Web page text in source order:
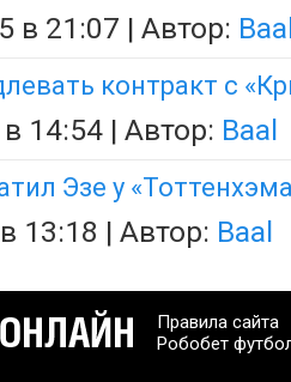
в 21:07 | Автор:
контракт с
14:54 | Автор: Baal
Эзе у
13:18 | Автор: Baal
Правила сайта
Робобет